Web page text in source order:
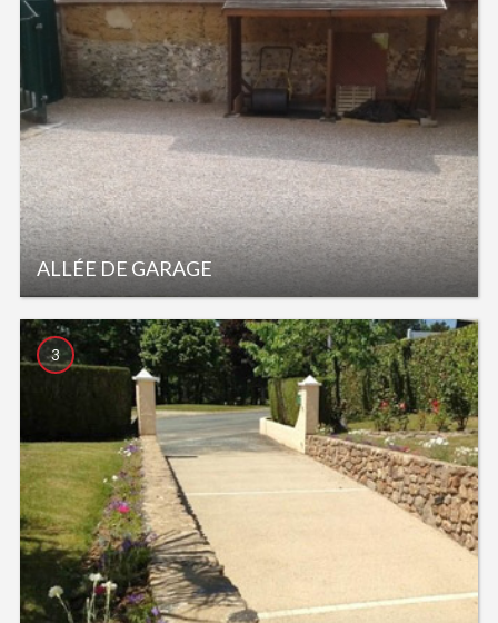
ALLÉE DE GARAGE
3